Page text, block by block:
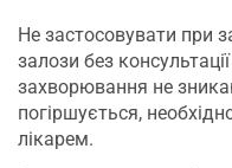
Не застосовувати при
залози без
захворювання не
погіршується,
лікарем.